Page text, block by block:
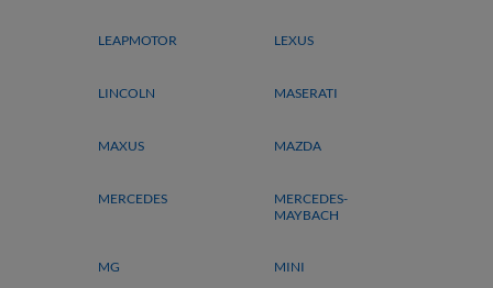
LEAPMOTOR LEXUS
LINCOLN MASERATI
MAXUS MAZDA
MERCEDES
MERCEDES-
MAYBACH
MG MINI